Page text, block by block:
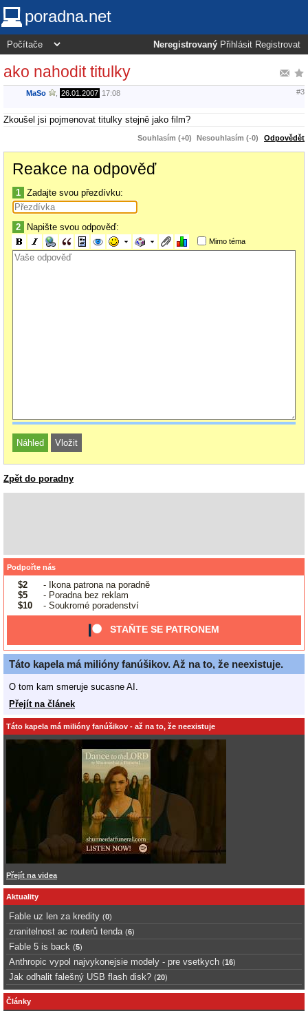
poradna.net
Neregistrovaný Přihlásit Registrovat
ako nahodit titulky
MaSo 26.01.2007 17:08 #3
Zkoušel jsi pojmenovat titulky stejně jako film?
Souhlasím (+0) Nesouhlasím (-0) Odpovědět
Reakce na odpověď
1 Zadajte svou přezdívku:
2 Napište svou odpověď:
Mimo téma
Zpět do poradny
Podpořte nás
$2
- Ikona patrona na poradně
$5
- Poradna bez reklam
$10
- Soukromé poradenství
STAŇTE SE PATRONEM
Táto kapela má milióny fanúšikov. Až na to, že neexistuje.
O tom kam smeruje sucasne AI.
Přejít na článek
Táto kapela má milióny fanúšikov - až na to, že neexistuje
Přejít na videa
Aktuality
Fable uz len za kredity (0)
zranitelnost ac routerů tenda (6)
Fable 5 is back (5)
Anthropic vypol najvykonejsie modely - pre vsetkych (16)
Jak odhalit falešný USB flash disk? (20)
Články